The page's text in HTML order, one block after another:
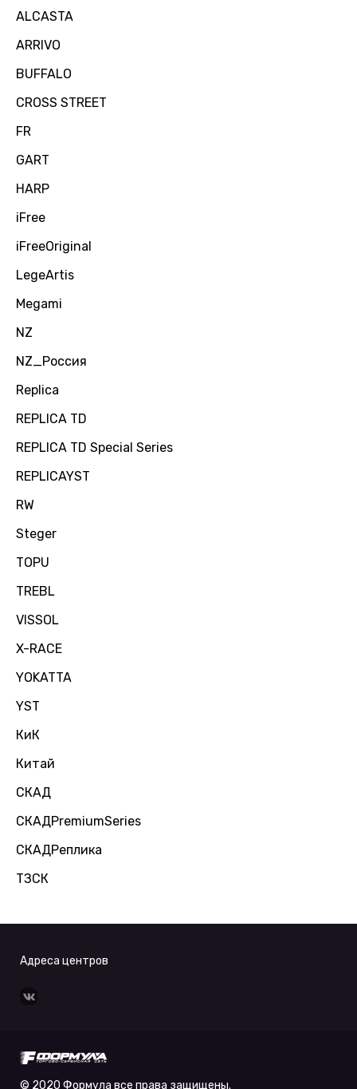
ALCASTA
ARRIVO
BUFFALO
CROSS STREET
FR
GART
HARP
iFree
iFreeOriginal
LegeArtis
Megami
NZ
NZ_Россия
Replica
REPLICA TD
REPLICA TD Special Series
REPLICAYST
RW
Steger
TOPU
TREBL
VISSOL
X-RACE
YOKATTA
YST
КиК
Китай
СКАД
СКАДPremiumSeries
СКАДРеплика
ТЗСК
Адреса центров
© 2020 Формула все права защищены.